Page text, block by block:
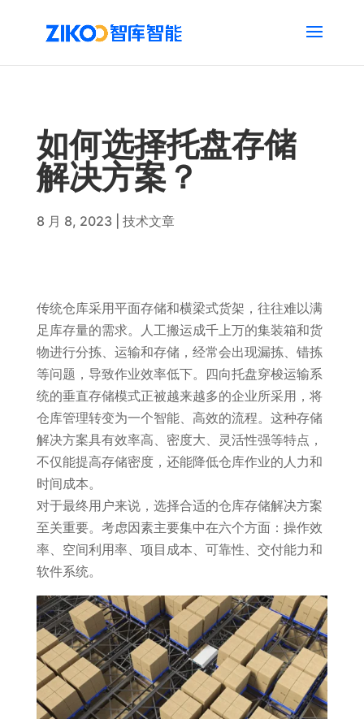
如何选择托盘存储
解决方案？
8 月 8, 2023| 技术文章
传统仓库采用平面存储和横梁式货架，往往难以满
足库存量的需求。人工搬运成千上万的集装箱和货
物进行分拣、运输和存储，经常会出现漏拣、错拣
等问题，导致作业效率低下。四向托盘穿梭运输系
统的垂直存储模式正被越来越多的企业所采用，将
仓库管理转变为一个智能、高效的流程。这种存储
解决方案具有效率高、密度大、灵活性强等特点，
不仅能提高存储密度，还能降低仓库作业的人力和
时间成本。
对于最终用户来说，选择合适的仓库存储解决方案
至关重要。考虑因素主要集中在六个方面：操作效
率、空间利用率、项目成本、可靠性、交付能力和
软件系统。